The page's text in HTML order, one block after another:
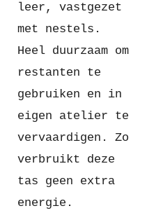
leer, vastgezet
met nestels.
Heel duurzaam om
restanten te
gebruiken en in
eigen atelier te
vervaardigen. Zo
verbruikt deze
tas geen extra
energie.